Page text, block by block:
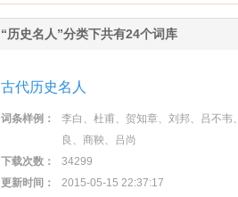
“历史名人”分类下共有24个词库
古代历史名人
词条样例：
李白、杜甫、贺知章、刘邦、吕不
良、商鞅、吕尚
下载次数：
34299
更新时间：
2015-05-15 22:37:17